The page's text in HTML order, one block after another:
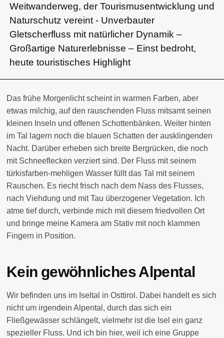
Weitwanderweg, der Tourismusentwicklung und
Naturschutz vereint - Unverbauter
Gletscherfluss mit natürlicher Dynamik –
Großartige Naturerlebnisse – Einst bedroht,
heute touristisches Highlight
Das frühe Morgenlicht scheint in warmen Farben, aber
etwas milchig, auf den rauschenden Fluss mitsamt seinen
kleinen Inseln und offenen Schottenbänken. Weiter hinten
im Tal lagern noch die blauen Schatten der ausklingenden
Nacht. Darüber erheben sich breite Bergrücken, die noch
mit Schneeflecken verziert sind. Der Fluss mit seinem
türkisfarben-mehligen Wasser füllt das Tal mit seinem
Rauschen. Es riecht frisch nach dem Nass des Flusses,
nach Viehdung und mit Tau überzogener Vegetation. Ich
atme tief durch, verbinde mich mit diesem friedvollen Ort
und bringe meine Kamera am Stativ mit noch klammen
Fingern in Position.
Kein gewöhnliches Alpental
Wir befinden uns im Iseltal in Osttirol. Dabei handelt es sich
nicht um irgendein Alpental, durch das sich ein
Fließgewässer schlängelt, vielmehr ist die Isel ein ganz
spezieller Fluss. Und ich bin hier, weil ich eine Gruppe